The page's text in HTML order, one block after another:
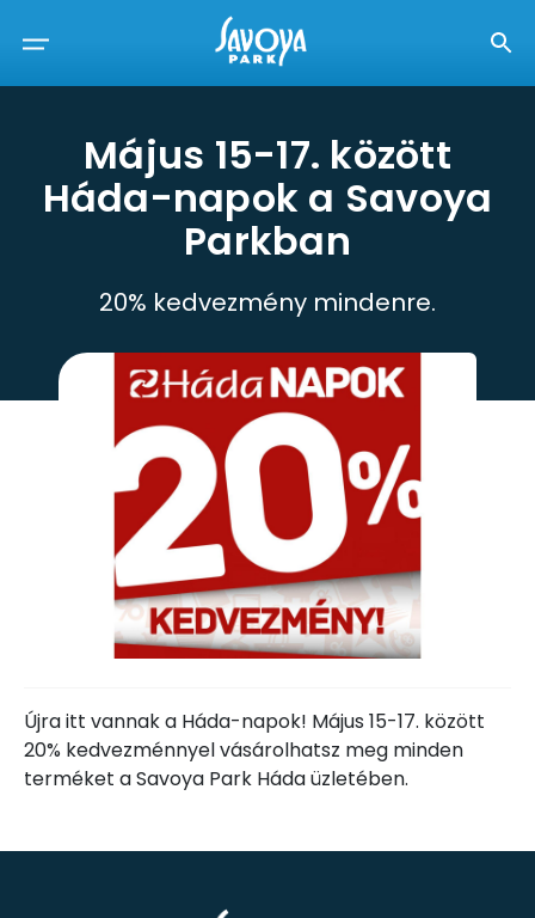
Május 15-17. között
Háda-napok a Savoya
Parkban
20% kedvezmény mindenre.
Újra itt vannak a Háda-napok! Május 15-17. között
20% kedvezménnyel vásárolhatsz meg minden
terméket a Savoya Park Háda üzletében.